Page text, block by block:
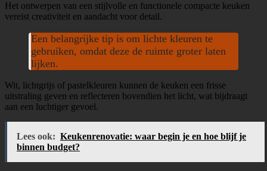
Het ontwerpen van een stijlvolle en functionele compacte keuken
vereist creativiteit en aandacht voor detail.
Een belangrijke tip is om lichte kleuren te
gebruiken, omdat deze de ruimte groter laten
lijken.
Wit, lichtgrijs of pastelkleuren kunnen de keuken een frisse
uitstraling geven en reflecteren bovendien het licht, wat bijdraagt
aan een luchtiger gevoel.
Lees ook: Keukenrenovatie: waar begin je en hoe blijf je
binnen budget?